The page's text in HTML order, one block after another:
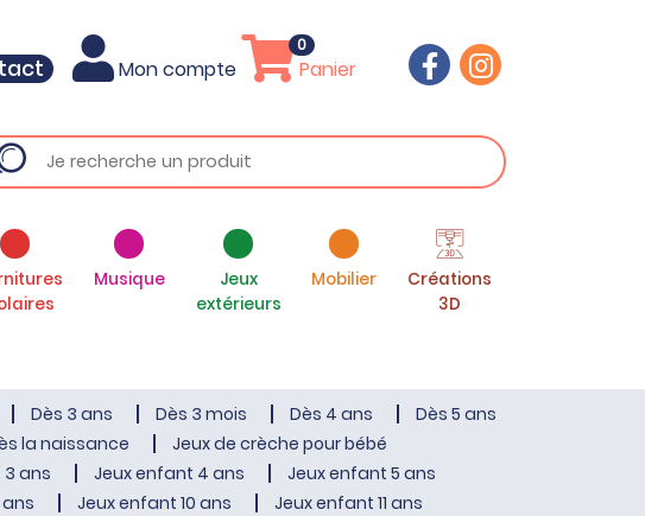
Mon compte Panier
0
Musique
Jeux
extérieurs
Mobilier
Créations
3D
Dès 3 ans Dès 3 mois Dès 4 ans
Dès 5 ans
la naissance
Jeux de crèche pour bébé
ans Jeux enfant 4 ans
Jeux enfant 5 ans
Jeux enfant 10 ans
Jeux enfant 11 ans